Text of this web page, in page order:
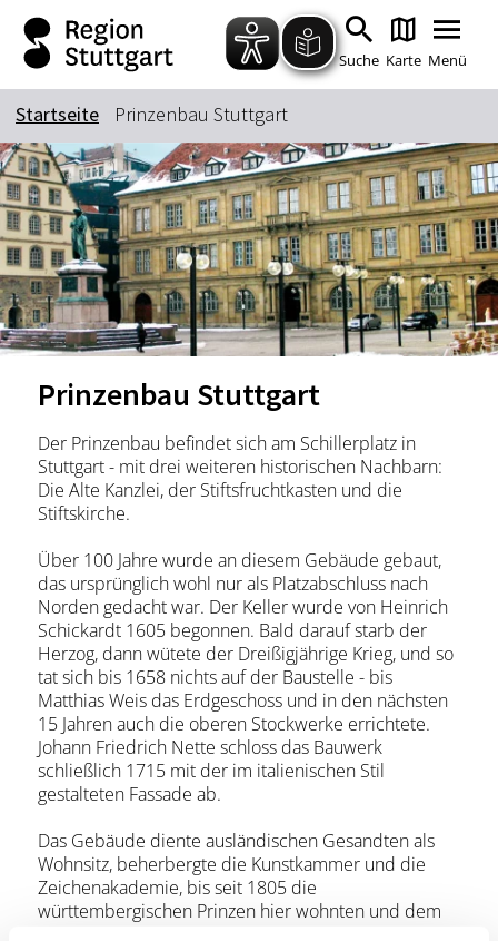
Zum Hauptinhalt springen
Zur Suche springen
Zur Hauptnavigation
Zum Footer springen
Suche Karte Menü
Suchbegriff
Das könnte Sie interessieren
Stadtführungen
Tickets
Citytour
Übernachtung
Erlebnisse
Essen & Trinken
Wein
Automobil
Kultur
Feste & Highlights
Startseite Prinzenbau Stuttgart
Prinzenbau Stuttgart
Der Prinzenbau befindet sich am Schillerplatz in
Stuttgart - mit drei weiteren historischen Nachbarn:
Die Alte Kanzlei, der Stiftsfruchtkasten und die
Stiftskirche.
Über 100 Jahre wurde an diesem Gebäude gebaut,
das ursprünglich wohl nur als Platzabschluss nach
Norden gedacht war. Der Keller wurde von Heinrich
Schickardt 1605 begonnen. Bald darauf starb der
Herzog, dann wütete der Dreißigjährige Krieg, und so
tat sich bis 1658 nichts auf der Baustelle - bis
Matthias Weis das Erdgeschoss und in den nächsten
15 Jahren auch die oberen Stockwerke errichtete.
Johann Friedrich Nette schloss das Bauwerk
schließlich 1715 mit der im italienischen Stil
gestalteten Fassade ab.
Das Gebäude diente ausländischen Gesandten als
Wohnsitz, beherbergte die Kunstkammer und die
Zeichenakademie, bis seit 1805 die
württembergischen Prinzen hier wohnten und dem